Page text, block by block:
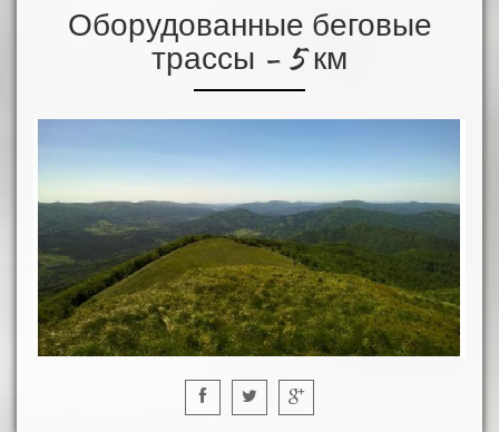
Оборудованные беговые
трассы - 5 км